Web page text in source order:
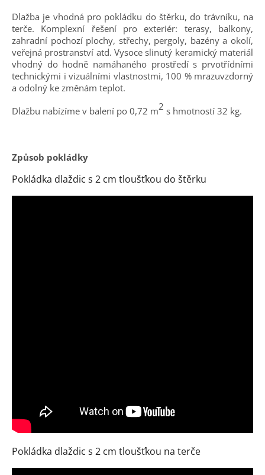
Dlažba je vhodná pro pokládku do štěrku, do trávníku, na
terče. Komplexní řešení pro exteriér: terasy, balkony,
zahradní pochozí plochy, střechy, pergoly, bazény a okolí,
veřejná prostranství atd. Vysoce slinutý keramický materiál
vhodný do hodně namáhaného prostředí s prvotřídními
technickými i vizuálními vlastnostmi, 100 % mrazuvzdorný
a odolný ke změnám teplot.
Dlažbu nabízíme v balení po 0,72 m2 s hmotností 32 kg.
Způsob pokládky
Pokládka dlaždic s 2 cm tloušťkou do štěrku
Pokládka dlaždic s 2 cm tloušťkou na terče